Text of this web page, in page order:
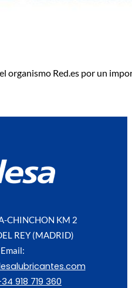
organismo Red.es por un
CHINCHON KM 2
REY (MADRID)
Email:
918 719 360